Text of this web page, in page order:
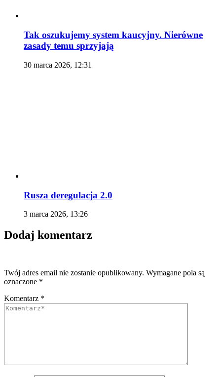
Tak oszukujemy system kaucyjny. Nierówne
zasady temu sprzyjają
30 marca 2026, 12:31
Rusza deregulacja 2.0
3 marca 2026, 13:26
Dodaj komentarz
Twój adres email nie zostanie opublikowany. Wymagane pola są
oznaczone *
Komentarz *